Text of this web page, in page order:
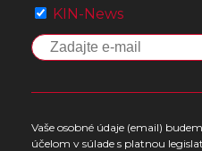
KIN-News
Vaše osobné údaje (email)
účelom v súlade s platnou